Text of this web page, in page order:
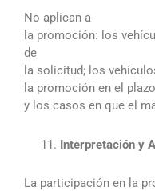
No aplican a
la promoción: los
de
la solicitud; los
la promoción en el
y los casos en que el
⁠Interpretación y
La participación en la